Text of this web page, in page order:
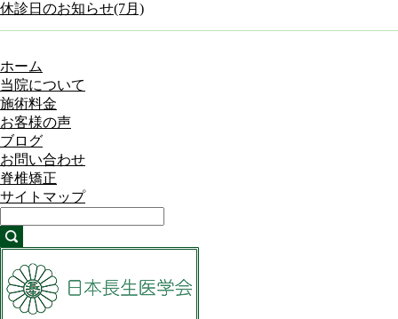
休診日のお知らせ(7月)
ホーム
当院について
施術料金
お客様の声
ブログ
お問い合わせ
脊椎矯正
サイトマップ